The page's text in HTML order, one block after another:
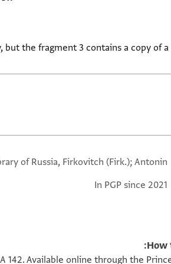
the fragment 3 contains a copy of
of Russia, Firkovitch (Firk.); Antonin
In PGP since 2021
How
142. Available online through the